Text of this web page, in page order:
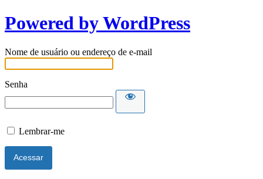
Powered by WordPress
Nome de usuário ou endereço de e-mail
Senha
Lembrar-me